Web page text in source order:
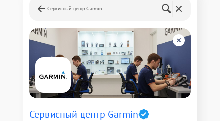
Сервисный центр Garmin
Сервисный центр Garmin